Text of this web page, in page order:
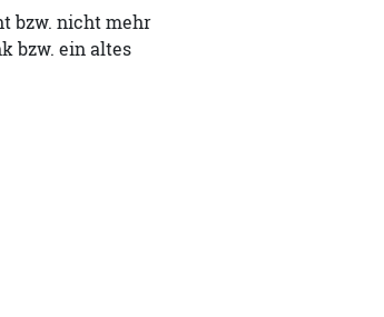
bzw. nicht mehr
bzw. ein altes